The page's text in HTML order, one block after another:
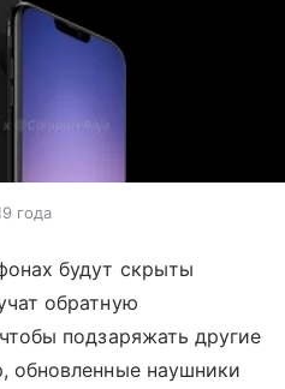
года
будут скрыты
обратную
подзаряжать другие
обновленные наушники